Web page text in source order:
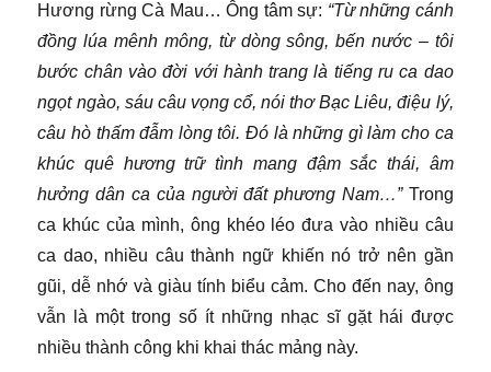
Hương rừng Cà Mau… Ông tâm sự: “Từ những cánh
đồng lúa mênh mông, từ dòng sông, bến nước – tôi
bước chân vào đời với hành trang là tiếng ru ca dao
ngọt ngào, sáu câu vọng cổ, nói thơ Bạc Liêu, điệu lý,
câu hò thấm đẫm lòng tôi. Đó là những gì làm cho ca
khúc quê hương trữ tình mang đậm sắc thái, âm
hưởng dân ca của người đất phương Nam…”Trong
ca khúc của mình, ông khéo léo đưa vào nhiều câu
ca dao, nhiều câu thành ngữ khiến nó trở nên gần
gũi, dễ nhớ và giàu tính biểu cảm. Cho đến nay, ông
vẫn là một trong số ít những nhạc sĩ gặt hái được
nhiều thành công khi khai thác mảng này.